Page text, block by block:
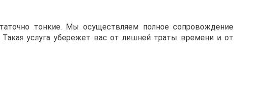
тонкие. Мы осуществляем полное сопровождение
услуга убережет вас от лишней траты времени и от